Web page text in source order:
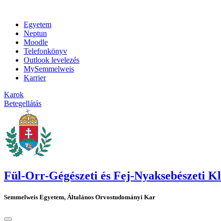
Egyetem
Neptun
Moodle
Telefonkönyv
Outlook levelezés
MySemmelweis
Karrier
Karok
Betegellátás
Fül-Orr-Gégészeti és Fej-Nyaksebészeti
Semmelweis Egyetem, Általános Orvostudományi Kar